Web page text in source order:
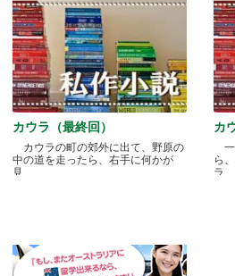
カウラ（最終回）
カウラの町の郊外に出て、野原の
中の道を走ったら、右手に何かが
見.....
カ
一
ら
ラ.....